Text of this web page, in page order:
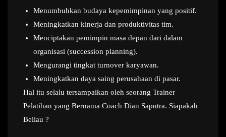
Menumbuhkan budaya kepemimpinan yang positif.
Meningkatkan kinerja dan produktivitas tim.
Menciptakan pemimpin masa depan dari dalam
organisasi (succession planning).
Mengurangi tingkat turnover karyawan.
Meningkatkan daya saing perusahaan di pasar.
Hal itu selalu tersampaikan oleh seorang Trainer
Pelatihan yang Bernama Coach Dian Saputra. Siapakah
Beliau ?